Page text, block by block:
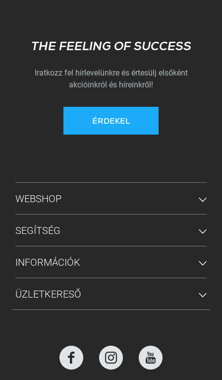
Subscribe
THE FEELING OF SUCCESS
Iratkozz fel hírlevelünkre és értesülj elsőként
akcióinkról és híreinkről!
ÉRDEKEL
ALSÓ MENÜ
WEBSHOP
SEGÍTSÉG
INFORMÁCIÓK
ÜZLETKERESŐ